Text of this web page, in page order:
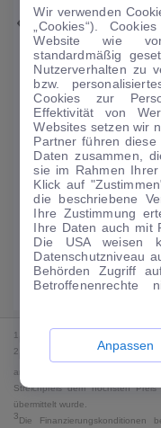
Seat Ibiza
FR 1.0 TSI 7-Gang
34.166 km· 11/2023·· Benzin·
Finanzierung
173
0 € Anzahlung ·48
Angebot
Kraftstoffverbrauch komb.
· CO₂-Klasse D · WLTP*
1
2 Bei dem Streichpreis handelt
an auto.de übermittelten
Streichpreis dem höchsten
übermittelt wurde.
3Die
Wir verwenden
„Cookies“).
Website wie
standardmäßig
Nutzerverhalten zu
bzw.
Cookies zur
Effektivität von
Websites setzen wir
Partner führen diese
Daten zusammen,
sie im Rahmen
Klick auf
die beschriebene
Ihre Zustimmung
Ihre Daten auch mit
Die USA weisen
Datenschutzniveau
Behörden Zugriff
Betroffenenrechte
anpassen. Dies
Cookie-Richtlinie
Sie in unsererAnpassen